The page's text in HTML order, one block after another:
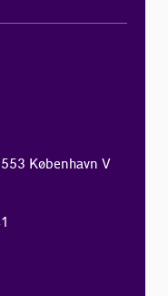
København V